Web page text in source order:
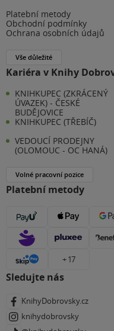
Platební metody
Obchodní podmínky
Ochrana osobních údajů
Vše důležité
Kariéra v Knihy
KNIHKUPEC (ZKRÁCENÝ
ÚVAZEK) - ČESKÉ
BUDĚJOVICE
KNIHKUPEC (TŘEBÍČ)
VEDOUCÍ PRODEJNY
(OLOMOUC - OC HANÁ)
Volné pracovní pozice
Platební metody
+ 17
Sledujte nás
KnihyDobrovsky.cz
knihydobrovsky